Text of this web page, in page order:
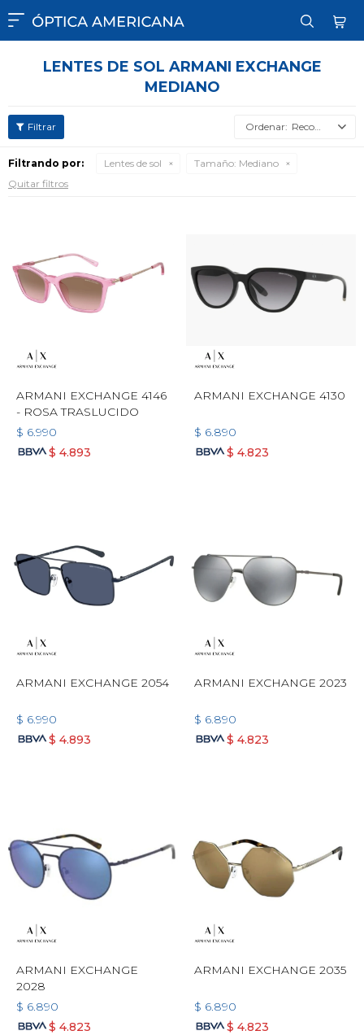

LENTES DE SOL ARMANI EXCHANGE
MEDIANO
Recomendados
Filtrando por: Lentes de sol Tamaño: Mediano
Quitar filtros
ARMANI EXCHANGE 4146
- ROSA TRASLUCIDO
$ 6.990
$ 4.893
ARMANI EXCHANGE 4130
$ 6.890
$ 4.823
ARMANI EXCHANGE 2054
$ 6.990
$ 4.893
ARMANI EXCHANGE 2023
$ 6.890
$ 4.823
ARMANI EXCHANGE
2028
$ 6.890
$ 4.823
ARMANI EXCHANGE 2035
$ 6.890
$ 4.823